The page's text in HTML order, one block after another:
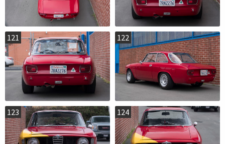
121 122
123 124